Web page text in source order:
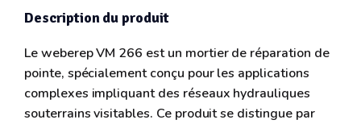
Description du produit
Le weberep VM 266 est un mortier de réparation de
pointe, spécialement conçu pour les applications
complexes impliquant des réseaux hydrauliques
souterrains visitables. Ce produit se distingue par